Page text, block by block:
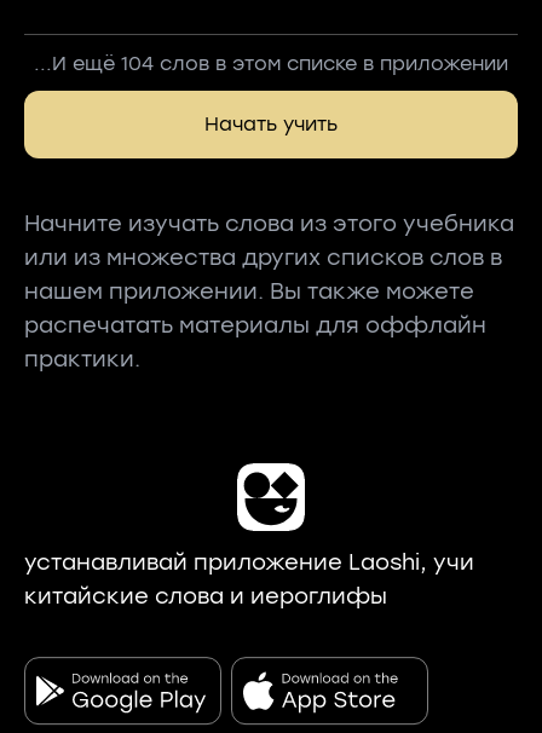
...И ещё 104 слов в этом списке в приложении
Начать учить
Начните изучать слова из этого учебника
или из множества других списков слов в
нашем приложении. Вы также можете
распечатать материалы для оффлайн
практики.
устанавливай приложение Laoshi, учи
китайские слова и иероглифы